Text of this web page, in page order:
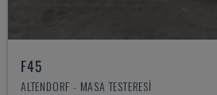
F45
ALTENDORF - MASA TESTERESI